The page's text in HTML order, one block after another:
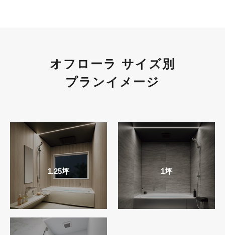
オフローラ サイズ別
プランイメージ
1.25坪 1坪